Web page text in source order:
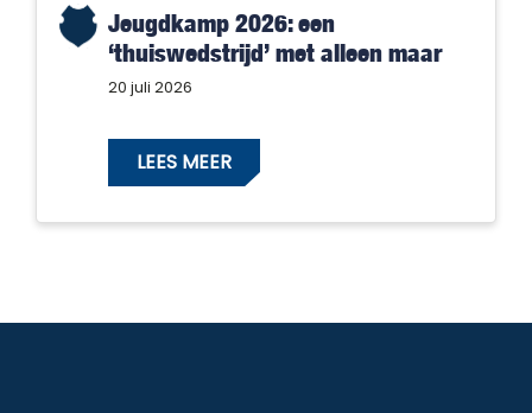
Jeugdkamp 2026: een
‘thuiswedstrijd’ met alleen maar
winnaars!
20 juli 2026
LEES MEER